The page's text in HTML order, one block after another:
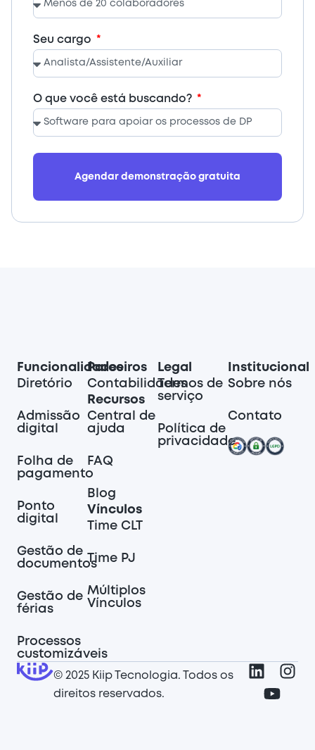
Seu cargo
O que você está buscando?
Agendar demonstração gratuita
Funcionalidades
Diretório
Admissão
digital
Folha de
pagamento
Ponto
digital
Gestão de
documentos
Gestão de
férias
Processos
customizáveis
Parceiros
Contabilidades
Recursos
Central de
ajuda
FAQ
Blog
Vínculos
Time CLT
Time PJ
Múltiplos
Vínculos
Legal
Termos de
serviço
Política de
privacidade
Institucional
Sobre nós
Contato
© 2025 Kiip Tecnologia. Todos os
direitos reservados.